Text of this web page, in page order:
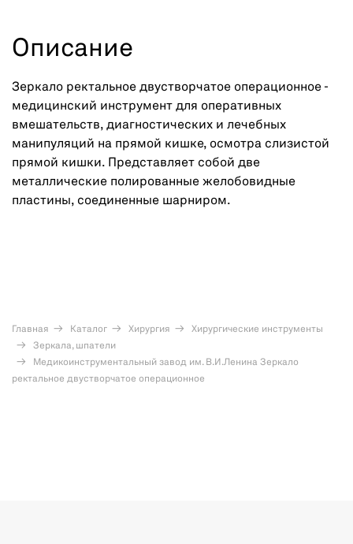
Описание
Зеркало ректальное двустворчатое операционное -
медицинский инструмент для оперативных
вмешательств, диагностических и лечебных
манипуляций на прямой кишке, осмотра слизистой
прямой кишки. Представляет собой две
металлические полированные желобовидные
пластины, соединенные шарниром.
Главная Каталог Хирургия
Хирургические инструменты
Зеркала, шпатели
Медикоинструментальный завод им. В.И.Ленина Зеркало
ректальное двустворчатое операционное